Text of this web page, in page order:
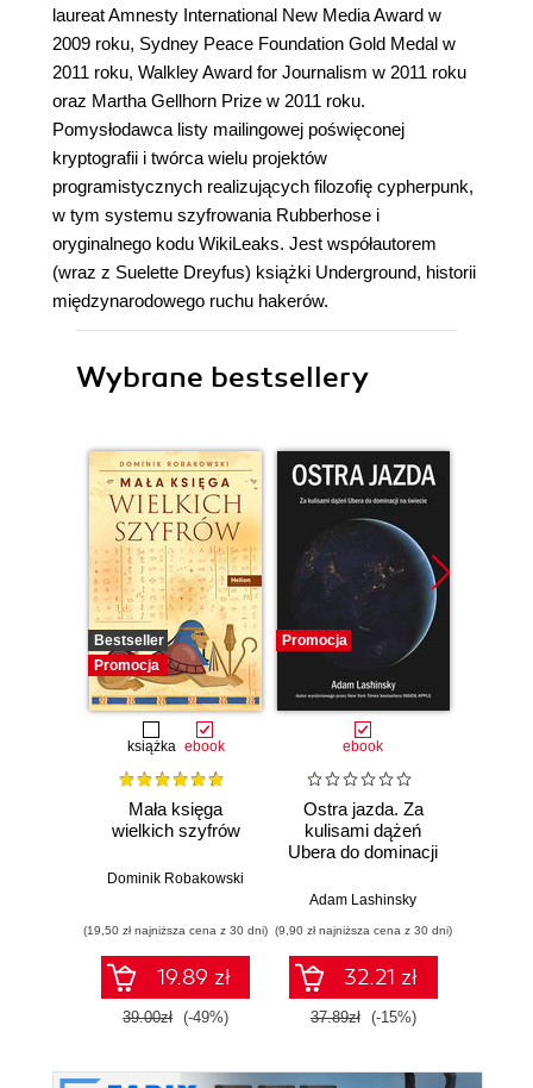
laureat Amnesty International New Media Award w
2009 roku, Sydney Peace Foundation Gold Medal w
2011 roku, Walkley Award for Journalism w 2011 roku
oraz Martha Gellhorn Prize w 2011 roku.
Pomysłodawca listy mailingowej poświęconej
kryptografii i twórca wielu projektów
programistycznych realizujących filozofię cypherpunk,
w tym systemu szyfrowania Rubberhose i
oryginalnego kodu WikiLeaks. Jest współautorem
(wraz z Suelette Dreyfus) książki Underground, historii
międzynarodowego ruchu hakerów.
Wybrane bestsellery
Bestseller
Promocja
książka ebook
Mała księga
wielkich szyfrów
Dominik Robakowski
(19,50 zł najniższa cena z 30 dni)
19.89 zł
39.00zł (-49%)
Promocja
ebook
Ostra jazda. Za
kulisami dążeń
Ubera do dominacji
Adam Lashinsky
(9,90 zł najniższa cena z 30 dni)
32.21 zł
37.89zł (-15%)